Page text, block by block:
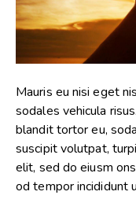
Mauris eu nisi eget
sodales vehicula
blandit tortor eu,
suscipit volutpat,
elit, sed do eiusm
od tempor incididunt